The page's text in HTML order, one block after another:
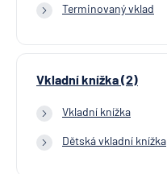
Terminovaný vklad
Vkladní knížka (2)
Vkladní knížka
Dětská vkladní knížka